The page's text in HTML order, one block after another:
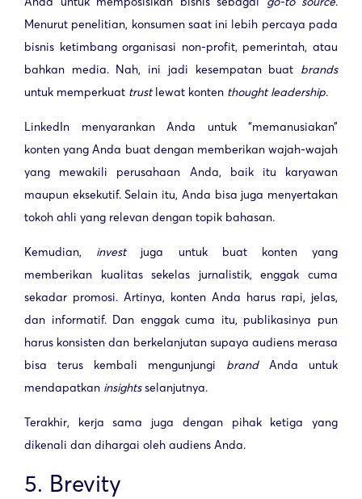
Menurut penelitian, konsumen saat ini lebih percaya pada
bisnis ketimbang organisasi non-profit, pemerintah, atau
bahkan media. Nah, ini jadi kesempatan buat brands
untuk memperkuat trustlewat konten thought leadership.
LinkedIn menyarankan Anda untuk “memanusiakan”
konten yang Anda buat dengan memberikan wajah-wajah
yang mewakili perusahaan Anda, baik itu karyawan
maupun eksekutif. Selain itu, Anda bisa juga menyertakan
tokoh ahli yang relevan dengan topik bahasan.
Kemudian, investjuga untuk buat konten yang
memberikan kualitas sekelas jurnalistik, enggak cuma
sekadar promosi. Artinya, konten Anda harus rapi, jelas,
dan informatif. Dan enggak cuma itu, publikasinya pun
harus konsisten dan berkelanjutan supaya audiens merasa
bisa terus kembali mengunjungi brandAnda untuk
mendapatkan insightsselanjutnya.
Terakhir, kerja sama juga dengan pihak ketiga yang
dikenali dan dihargai oleh audiens Anda.
5. Brevity